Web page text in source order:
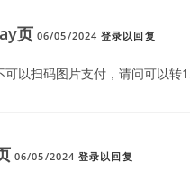
页 06/05/2024 登录以回复
可以扫码图片支付，请问可以转
06/05/2024 登录以回复